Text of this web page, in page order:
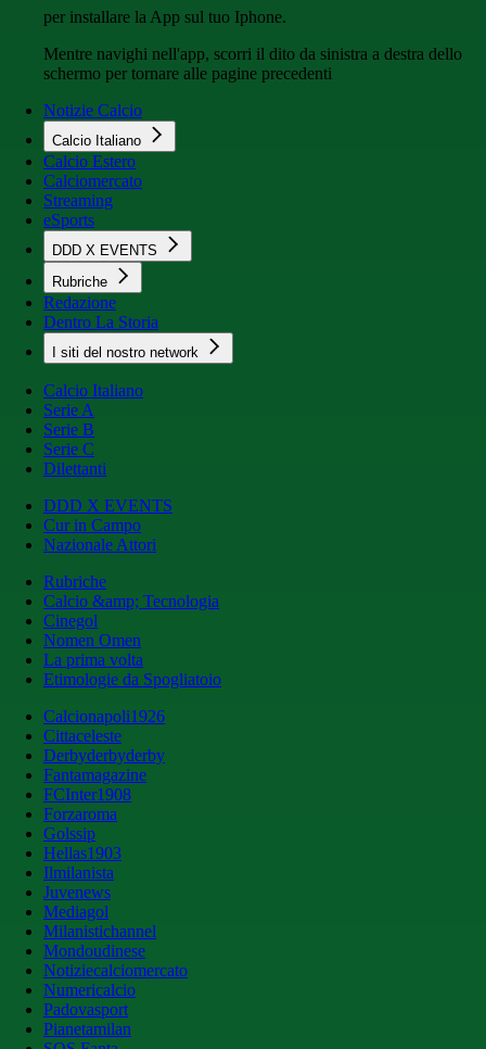
per installare la App sul tuo Iphone.
Mentre navighi nell'app, scorri il dito da sinistra a destra dello
schermo per tornare alle pagine precedenti
Notizie Calcio
Calcio Italiano
Calcio Estero
Calciomercato
Streaming
eSports
DDD X EVENTS
Rubriche
Redazione
Dentro La Storia
I siti del nostro network
Calcio Italiano
Serie A
Serie B
Serie C
Dilettanti
DDD X EVENTS
Cur in Campo
Nazionale Attori
Rubriche
Calcio &amp; Tecnologia
Cinegol
Nomen Omen
La prima volta
Etimologie da Spogliatoio
Calcionapoli1926
Cittaceleste
Derbyderbyderby
Fantamagazine
FCInter1908
Forzaroma
Golssip
Hellas1903
Ilmilanista
Juvenews
Mediagol
Milanistichannel
Mondoudinese
Notiziecalciomercato
Numericalcio
Padovasport
Pianetamilan